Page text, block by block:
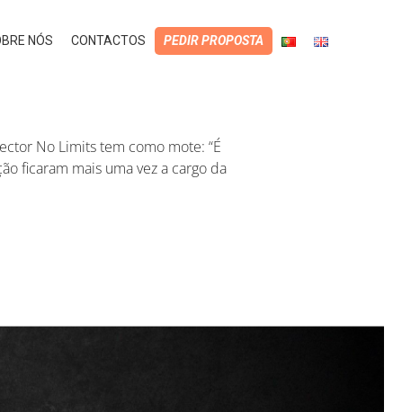
NÓS CONTACTOS PEDIR PROPOSTA
No Limits tem como mote: “É
ficaram mais uma vez a cargo da